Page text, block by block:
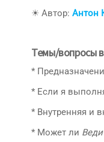
☀ Автор: Антон
Темы/вопросы
*
* Если я
* Внутренняя и
* Может ли